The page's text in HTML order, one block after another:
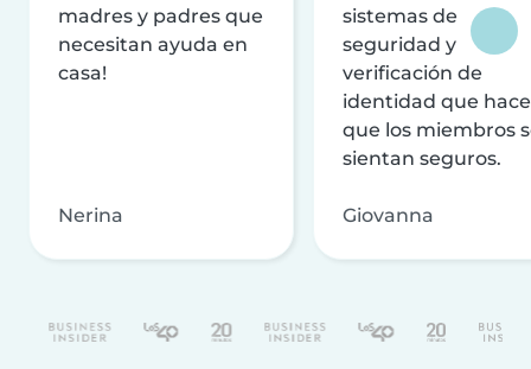
madres y padres que
necesitan ayuda en
casa!
Nerina
sistemas de
seguridad y
verificación de
identidad que
que los miembros
sientan seguros.
Giovanna